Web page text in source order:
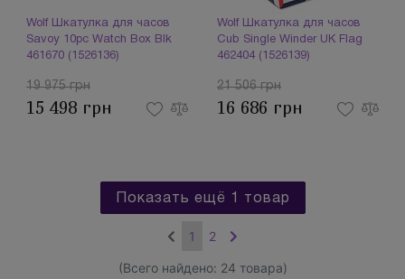
Wolf Шкатулка для часов
Savoy 10pc Watch Box Blk
461670 (1526136)
19 975 грн
15 498 грн
Wolf Шкатулка для часов
Cub Single Winder UK Flag
462404 (1526139)
21 506 грн
16 686 грн
Показать ещё 1 товар
1 2
(Всего найдено: 24 товара)